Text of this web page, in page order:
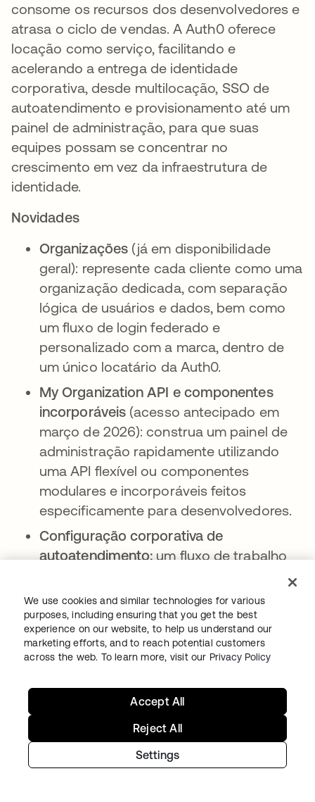
consome os recursos dos desenvolvedores e
atrasa o ciclo de vendas. A Auth0 oferece
locação como serviço, facilitando e
acelerando a entrega de identidade
corporativa, desde multilocação, SSO de
autoatendimento e provisionamento até um
painel de administração, para que suas
equipes possam se concentrar no
crescimento em vez da infraestrutura de
identidade.
Novidades
Organizações(já em disponibilidade
geral): represente cada cliente como uma
organização dedicada, com separação
lógica de usuários e dados, bem como
um fluxo de login federado e
personalizado com a marca, dentro de
um único locatário da Auth0.
My Organization API e componentes
incorporáveis (acesso antecipado em
março de 2026): construa um painel de
administração rapidamente utilizando
uma API flexível ou componentes
modulares e incorporáveis feitos
especificamente para desenvolvedores.
Configuração corporativa de
autoatendimento: um fluxo de trabalho
tíquetes que permite que seus clientes
configurem o SSO e o provisionamento
por conta própria.
Provisionamento por
clientes configurem e mantenham
suas próprias conexões SCIM por
meio de um assistente guiado;
acesso antecipado disponível agora,
disponibilidade geral em abril de
We use cookies and similar technologies for various
purposes, including ensuring that you get the best
experience on our website, to help us understand our
marketing efforts, and to reach potential customers
across the web. To learn more, visit our Privacy Policy
Settings
Reject All
Accept All